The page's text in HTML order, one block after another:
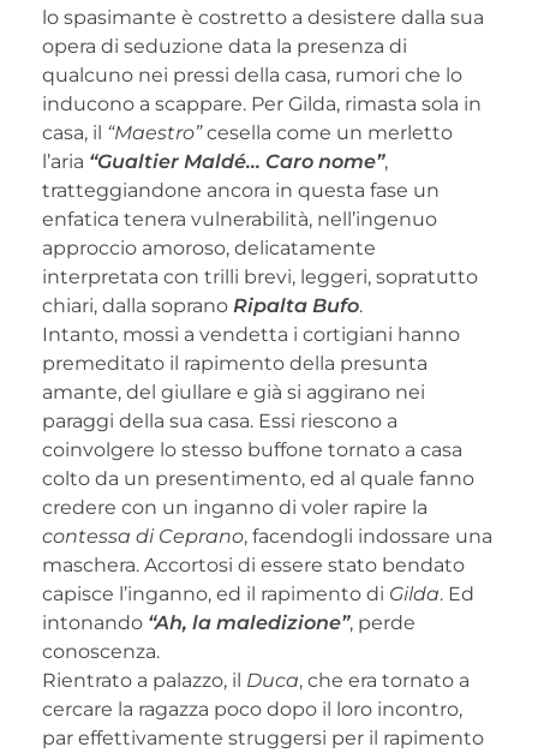
lo spasimante è costretto a desistere dalla sua
opera di seduzione data la presenza di
qualcuno nei pressi della casa, rumori che lo
inducono a scappare. Per Gilda, rimasta sola in
casa, il “Maestro”cesella come un merletto
l’aria “Gualtier Maldé… Caro nome”,
tratteggiandone ancora in questa fase un
enfatica tenera vulnerabilità, nell’ingenuo
approccio amoroso, delicatamente
interpretata con trilli brevi, leggeri, sopratutto
chiari, dalla soprano Ripalta Bufo.
Intanto, mossi a vendetta i cortigiani hanno
premeditato il rapimento della presunta
amante, del giullare e già si aggirano nei
paraggi della sua casa. Essi riescono a
coinvolgere lo stesso buffone tornato a casa
colto da un presentimento, ed al quale fanno
credere con un inganno di voler rapire la
contessa di Ceprano, facendogli indossare una
maschera. Accortosi di essere stato bendato
capisce l’inganno, ed il rapimento di Gilda. Ed
intonando “Ah, la maledizione”, perde
conoscenza.
Rientrato a palazzo, il Duca, che era tornato a
cercare la ragazza poco dopo il loro incontro,
par effettivamente struggersi per il rapimento